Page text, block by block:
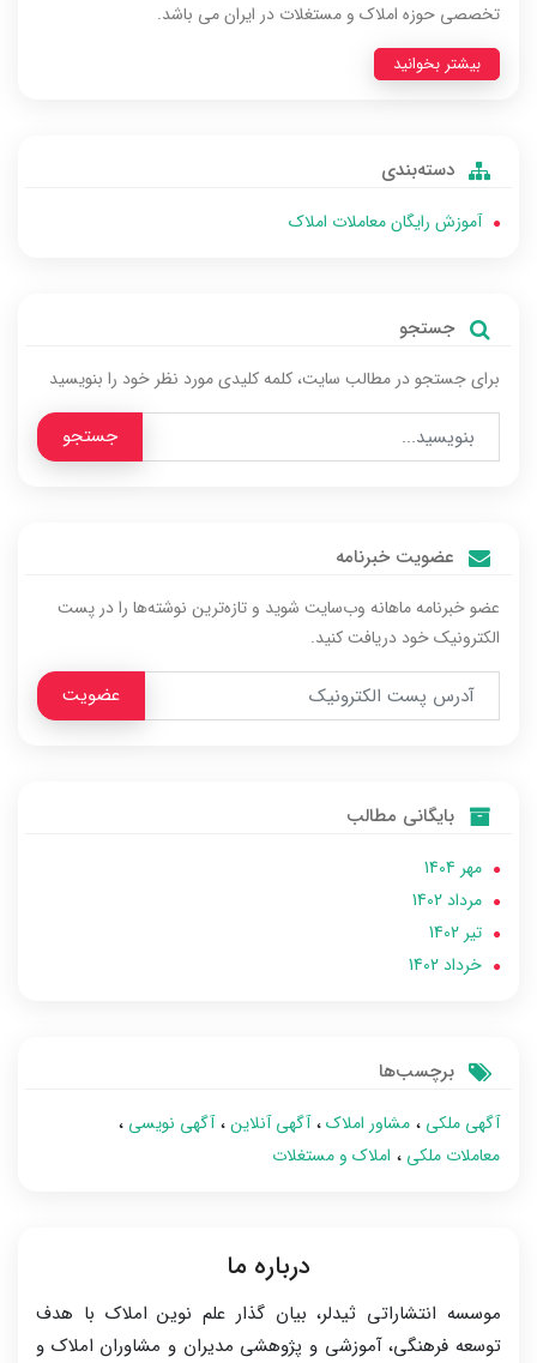
تخصصی حوزه املاک و مستغلات در ایران می باشد.
بیشتر بخوانید
دسته‌بندی
آموزش رایگان معاملات املاک
جستجو
برای جستجو در مطالب سایت، کلمه‌ کلیدی مورد نظر خود را بنویسید
جستجو
عضویت خبرنامه
عضو خبرنامه ماهانه وب‌سایت شوید و تازه‌ترین نوشته‌ها را در پست
الکترونیک خود دریافت کنید.
عضویت
بایگانی مطالب
مهر 1404
مرداد 1402
تير 1402
خرداد 1402
برچسب‌ها
آگهی ملکی مشاور املاک آگهی آنلاین آگهی نویسی
معاملات ملکی
املاک و مستغلات
درباره ما
موسسه انتشاراتی ثیدلر، بیان گذار علم نوین املاک با هدف
توسعه فرهنگی، آموزشی و پژوهشی مدیران و مشاوران املاک و